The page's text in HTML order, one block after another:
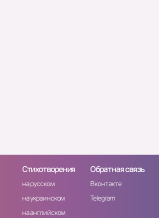
Стихотворения
на русском
на украинском
на английском
Обратная связь
Вконтакте
Telegram